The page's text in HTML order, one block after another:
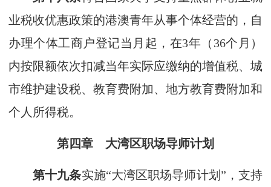
业税收优惠政策的港澳青年从事个体经营的，自
办理个体工商户登记当月起，在3年（36个月）
内按限额依次扣减当年实际应缴纳的增值税、城
市维护建设税、教育费附加、地方教育费附加和
个人所得税。
第四章 大湾区职场导师计划
第十九条实施“大湾区职场导师计划”，支持